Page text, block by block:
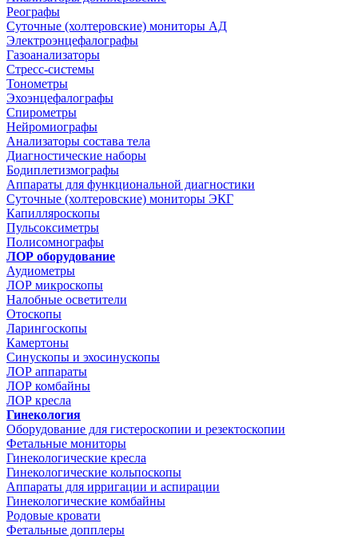
Реографы
Суточные (холтеровские) мониторы АД
Электроэнцефалографы
Газоанализаторы
Стресс-системы
Тонометры
Эхоэнцефалографы
Спирометры
Нейромиографы
Анализаторы состава тела
Диагностические наборы
Бодиплетизмографы
Аппараты для функциональной диагностики
Суточные (холтеровские) мониторы ЭКГ
Капилляроскопы
Пульсоксиметры
Полисомнографы
ЛОР оборудование
Аудиометры
ЛОР микроскопы
Налобные осветители
Отоскопы
Ларингоскопы
Камертоны
Синускопы и эхосинускопы
ЛОР аппараты
ЛОР комбайны
ЛОР кресла
Гинекология
Оборудование для гистероскопии и резектоскопии
Фетальные мониторы
Гинекологические кресла
Гинекологические кольпоскопы
Аппараты для ирригации и аспирации
Гинекологические комбайны
Родовые кровати
Фетальные допплеры